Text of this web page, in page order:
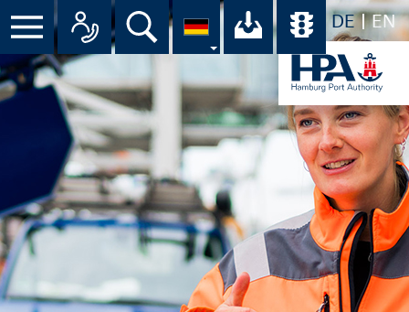
DE EN
Suche Ihr Download-